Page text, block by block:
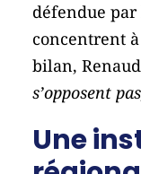
défendue
concentrent
bilan,
s’opposent
Une